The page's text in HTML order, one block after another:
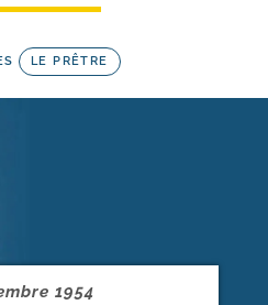
LE PRÊTRE
1954